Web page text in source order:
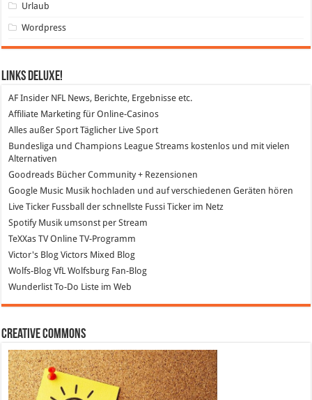
Urlaub
Wordpress
Links DeLuXe!
AF Insider NFL News, Berichte, Ergebnisse etc.
Affiliate Marketing für Online-Casinos
Alles außer SportTäglicher Live Sport
Bundesliga und Champions League Streams kostenlos und mit vielen
Alternativen
Goodreads Bücher Community + Rezensionen
Google Music Musik hochladen und auf verschiedenen Geräten hören
Live Ticker Fussball
der schnellste Fussi Ticker im Netz
SpotifyMusik umsonst per Stream
TeXXas TVOnline TV-Programm
Victor's Blog Victors Mixed Blog
Wolfs-Blog VfL Wolfsburg Fan-Blog
WunderlistTo-Do Liste im Web
Creative Commons